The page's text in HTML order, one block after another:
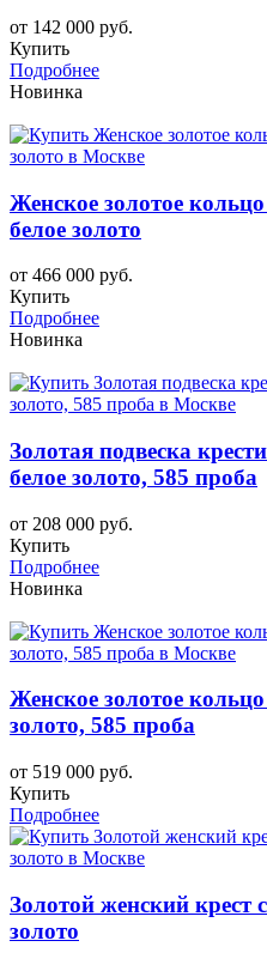
от 142 000 руб.
Купить
Подробнее
Новинка
Женское золотое
белое золото
от 466 000 руб.
Купить
Подробнее
Новинка
Золотая подвеска
белое золото, 585 проба
от 208 000 руб.
Купить
Подробнее
Новинка
Женское золотое
золото, 585 проба
от 519 000 руб.
Купить
Подробнее
Золотой женский крест
золото